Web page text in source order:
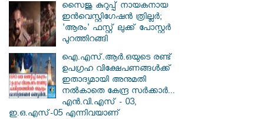
സൈജു കുറുപ്പ് നായകനായ
ഇൻവെസ്റ്റിഗേഷൻ ത്രില്ലർ;
'ആരം' ഫസ്റ്റ് ലുക്ക് പോസ്റ്റർ
പുറത്തിറങ്ങി
ഐ.എസ്.ആർ.ഒയുടെ രണ്ട്
ഉപഗ്രഹ വിക്ഷേപണങ്ങൾക്ക്
ഇതാദ്യമായി അനുമതി
നൽകാതെ കേന്ദ്ര സർക്കാർ...
എൻ.വി.എസ് - 03,
ഇ.ഒ.എസ്-05 എന്നിവയാണ്